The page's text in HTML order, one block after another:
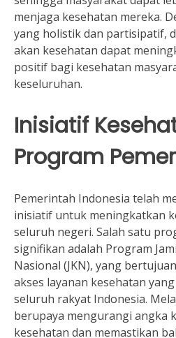
menjaga kesehatan mereka.
yang holistik dan partisipatif,
akan kesehatan dapat
positif bagi kesehatan
keseluruhan.
Inisiatif
Program
Pemerintah Indonesia telah
inisiatif untuk meningkatkan
seluruh negeri. Salah satu
signifikan adalah Program
Nasional (JKN), yang
akses layanan kesehatan
seluruh rakyat Indonesia.
berupaya mengurangi angka
kesehatan dan memastikan